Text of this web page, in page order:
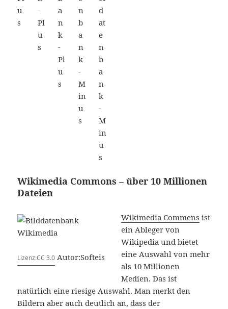
Wikimedia Commons – über 10 Millionen
Dateien
Lizenz:CC 3.0 Autor:Softeis
Wikimedia Commens ist
ein Ableger von
Wikipedia und bietet
eine Auswahl von mehr
als 10 Millionen
Medien. Das ist
natürlich eine riesige Auswahl. Man merkt den
Bildern aber auch deutlich an, dass der